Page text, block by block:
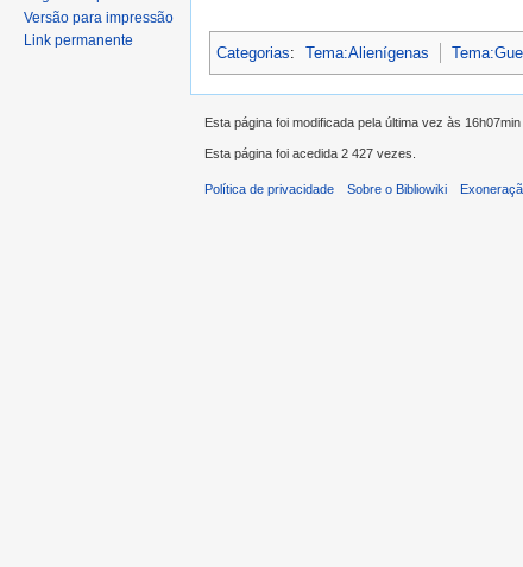
Categorias: Tema:Alienígenas
Versão para impressão
Link permanente
Esta página foi modificada pela última vez às
Esta página foi acedida 2 427 vezes.
Política de privacidade Sobre o Bibliowiki